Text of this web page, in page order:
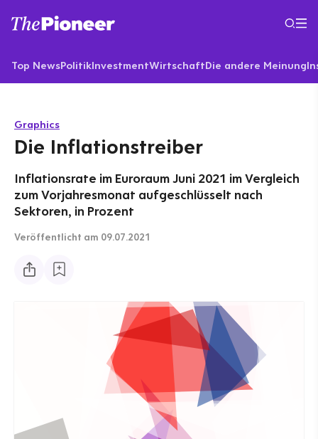
Top NewsPolitikInvestmentWirtschaftDie andere Meinung
Graphics
Die Inflationstreiber
Inflationsrate im Euroraum Juni 2021 im Vergleich
zum Vorjahresmonat aufgeschlüsselt nach
Sektoren, in Prozent
Veröffentlicht am 09.07.2021